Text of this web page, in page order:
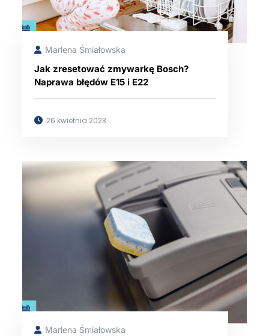
Marlena Śmiałowska
Jak zresetować zmywarkę Bosch?
Naprawa błędów E15 i E22
26 kwietnia 2023
Marlena Śmiałowska